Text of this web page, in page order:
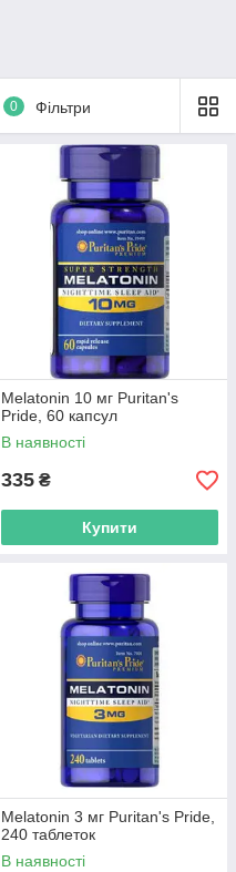
0 Фільтри
Melatonin 10 мг Puritan's
Pride, 60 капсул
В наявності
335 ₴
Купити
Melatonin 3 мг Puritan's Pride,
240 таблеток
В наявності